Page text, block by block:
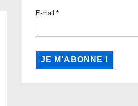
E-mail*